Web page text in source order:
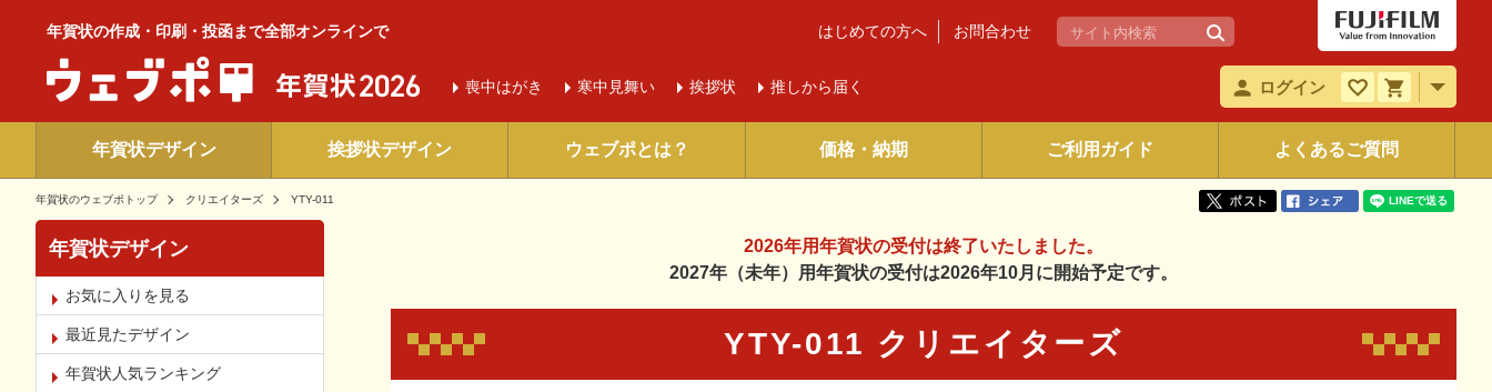
年賀状の作成・印刷・投函まで全部オンラインで
喪中はがき 寒中 見舞い 挨拶状 推しから届く
はじめての方へ お問合わせ
ログイン
年賀状デザイン 挨拶状デザイン ウェブポとは？ 価格・納期 ご利用ガイド よくあるご質問
年賀状のウェブポトップ クリエイターズ YTY-011
2026年用年賀状の受付は終了いたしました。
2027年（未年）用年賀状の受付は2026年10月に開始予定です。
YTY-011 クリエイターズ
年賀状デザイン
お気に入りを見る
最近見たデザイン
年賀状人気ランキング